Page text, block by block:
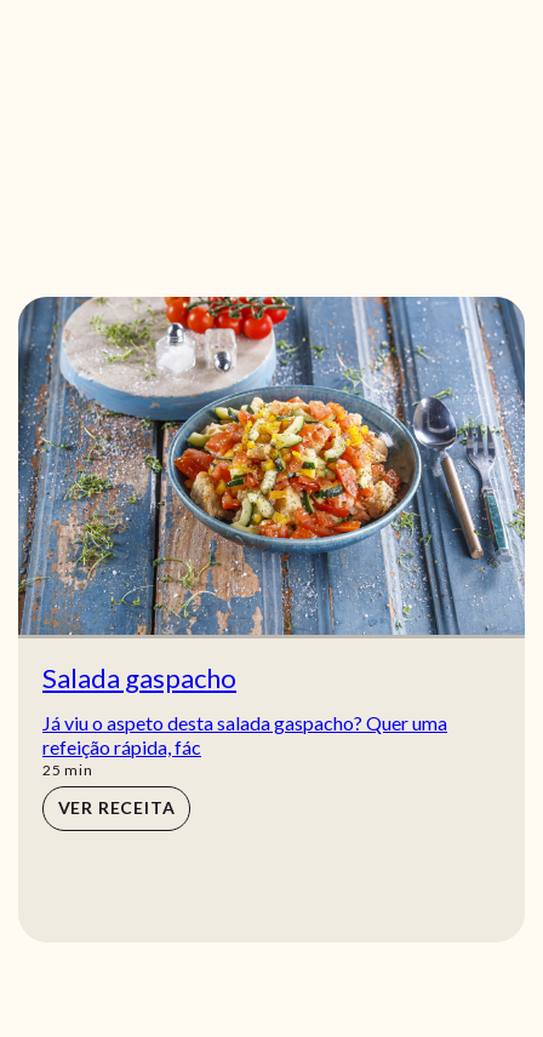
Salada gaspacho
Já viu o aspeto desta salada gaspacho? Quer uma
refeição rápida, fác
25 min
min
VER RECEITA